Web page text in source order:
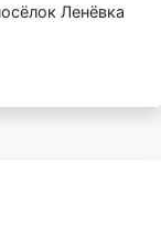
Ленёвка